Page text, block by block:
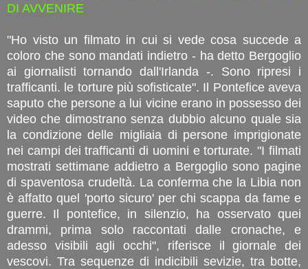
DI AVVENIRE
"Ho visto un filmato in cui si vede cosa succede a
coloro che sono mandati indietro - ha detto Bergoglio
ai giornalisti tornando dall'Irlanda -. Sono ripresi i
trafficanti. le torture più sofisticate". Il Pontefice aveva
saputo che persone a lui vicine erano in possesso dei
video che dimostrano senza dubbio alcuno quale sia
la condizione delle migliaia di persone imprigionate
nei campi dei trafficanti di uomini e torturate. "I filmati
mostrati settimane addietro a Bergoglio sono pagine
di spaventosa crudeltà. La conferma che la Libia non
è affatto quel 'porto sicuro' per chi scappa da fame e
guerre. Il pontefice, in silenzio, ha osservato quei
drammi, prima solo raccontati dalle cronache, e
adesso visibili agli occhi", riferisce il giornale dei
vescovi. Tra sequenze di indicibili sevizie, tra botte,